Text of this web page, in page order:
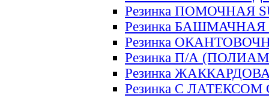
Резинка ПОМОЧНАЯ
Резинка БАШМАЧНАЯ
Резинка
Резинка П/А
Резинка
Резинка С ЛАТЕКСОМ